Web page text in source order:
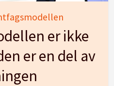
er ikke
er en del av